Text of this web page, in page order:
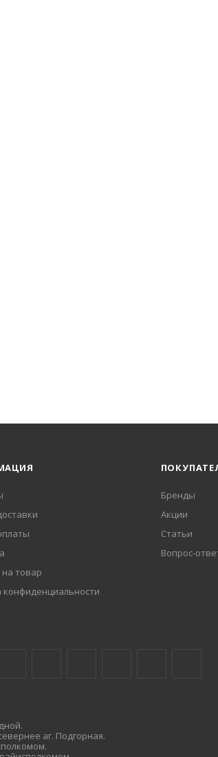
на товар
конфиденциальности
Бренды
Акции
Статьи
Вопрос-
аг. Подгорная.